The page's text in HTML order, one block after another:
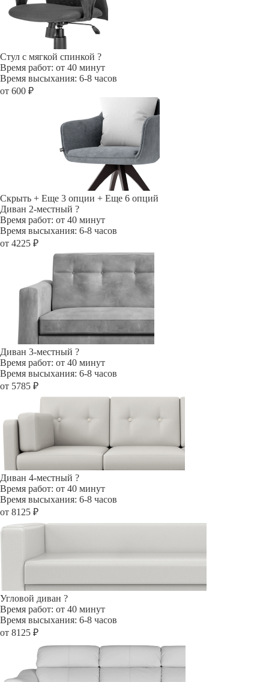
Стул с мягкой спинкой ?
Время работ: от 40 минут
Время высыхания: 6-8 часов
от 600 ₽
Скрыть + Еще 3 опции + Еще 6 опций
Диван 2-местный ?
Время работ: от 40 минут
Время высыхания: 6-8 часов
от 4225 ₽
Диван 3-местный ?
Время работ: от 40 минут
Время высыхания: 6-8 часов
от 5785 ₽
Диван 4-местный ?
Время работ: от 40 минут
Время высыхания: 6-8 часов
от 8125 ₽
Угловой диван ?
Время работ: от 40 минут
Время высыхания: 6-8 часов
от 8125 ₽